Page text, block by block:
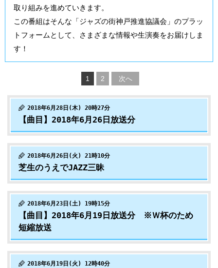
取り組みを進めていきます。
この番組はそんな「ジャズの街神戸推進協議会」のプラッ
トフォームとして、さまざまな情報や生演奏をお届けしま
す！
1 2 次へ
2018年6月28日(木) 20時27分
【曲目】2018年6月26日放送分
2018年6月26日(火) 21時10分
芝生のうえでJAZZ三昧
2018年6月23日(土) 19時15分
【曲目】2018年6月19日放送分 ※Ｗ杯のため
短縮放送
2018年6月19日(火) 12時40分